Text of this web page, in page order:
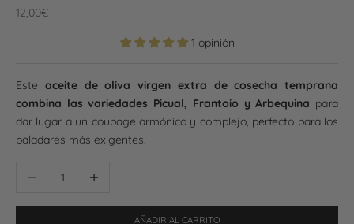
Precio de oferta
12,00€
1 opinión
Este aceite de oliva virgen extra de cosecha temprana
combina las variedades Picual, Frantoio y Arbequina para
dar lugar a un coupage armónico y complejo, perfecto para los
paladares más exigentes.
Reducir cantidadAumentar cantidad
AÑADIR AL CARRITO